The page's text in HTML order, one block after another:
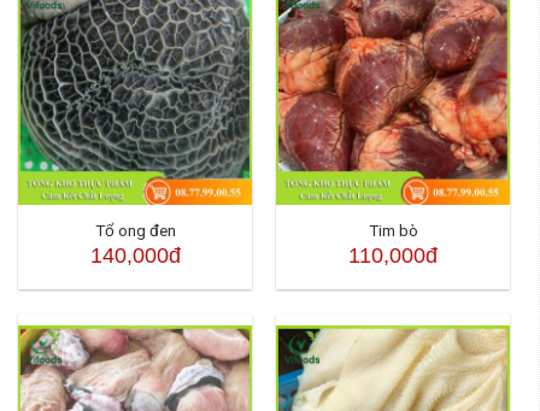
Tổ ong đen
140,000đ
Tim bò
110,000đ